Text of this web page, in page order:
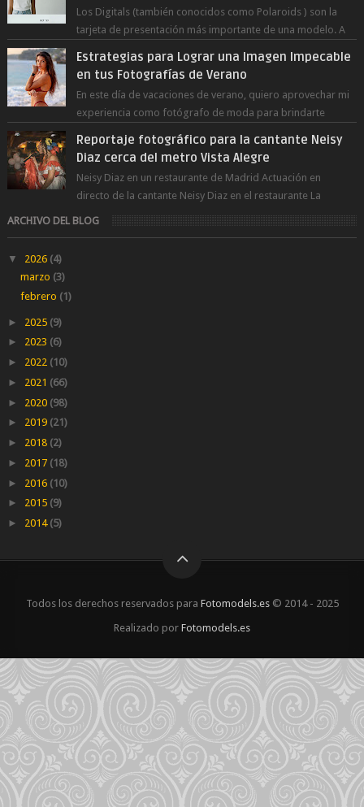
Los Digitals (también conocidos como Polaroids ) son la
tarjeta de presentación más importante de una modelo. A
Estrategias para Lograr una Imagen Impecable
en tus Fotografías de Verano
En este día de vacaciones de verano, quiero aprovechar mi
experiencia como fotógrafo de moda para brindarte
Reportaje fotográfico para la cantante Neisy
Diaz cerca del metro Vista Alegre
Neisy Diaz en un restaurante de Madrid Actuación en
directo de la cantante Neisy Diaz en el restaurante La
Suegra cerca del metro V...
ARCHIVO DEL BLOG
▼ 2026 (4)
marzo (3)
febrero (1)
► 2025 (9)
► 2023 (6)
► 2022 (10)
► 2021 (66)
► 2020 (98)
► 2019 (21)
► 2018 (2)
► 2017 (18)
► 2016 (10)
► 2015 (9)
► 2014 (5)
Todos los derechos reservados para Fotomodels.es© 2014 - 2025
Realizado por Fotomodels.es